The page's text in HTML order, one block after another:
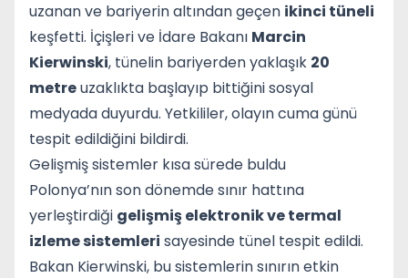
uzanan ve bariyerin altından geçen ikinci tüneli
keşfetti. İçişleri ve İdare Bakanı Marcin
Kierwinski, tünelin bariyerden yaklaşık 20
metreuzaklıkta başlayıp bittiğini sosyal
medyada duyurdu. Yetkililer, olayın cuma günü
tespit edildiğini bildirdi.
Gelişmiş sistemler kısa sürede buldu
Polonya’nın son dönemde sınır hattına
yerleştirdiği gelişmiş elektronik ve termal
izleme sistemleri sayesinde tünel tespit edildi.
Bakan Kierwinski, bu sistemlerin sınırın etkin